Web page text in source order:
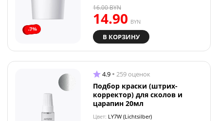
-7%
14.90 BYN
16.00BYN
В КОРЗИНУ
4.9 259 оценок
Подбор краски (штрих-
корректор) для сколов и
царапин 20мл
Цвет: LY7W (Lichtsilber)